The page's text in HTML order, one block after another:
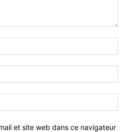
et site web dans ce navigateur